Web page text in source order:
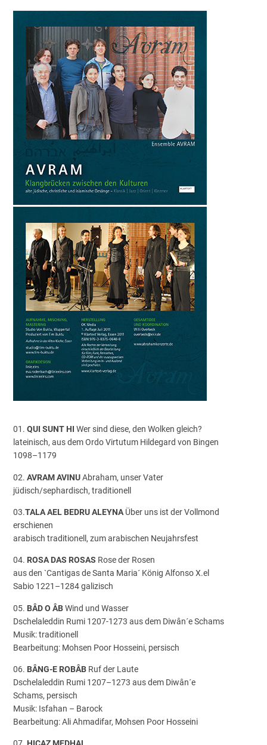
01.QUI SUNT HI Wer sind diese, den Wolken gleich?
lateinisch, aus dem Ordo Virtutum Hildegard von Bingen
1098–1179
02.AVRAM AVINUAbraham, unser Vater
jüdisch/sephardisch, traditionell
03.TALA AEL BEDRU ALEYNA Über uns ist der Vollmond
erschienen
arabisch traditionell, zum arabischen Neujahrsfest
04. ROSA DAS ROSAS Rose der Rosen
aus den `Cantigas de Santa Maria´ König Alfonso X.el
Sabio 1221–1284 galizisch
05. BÂD O ÂBWind und Wasser
Dschelaleddin Rumi 1207-1273 aus dem Diwân´e Schams
Musik: traditionell
Bearbeitung: Mohsen Poor Hosseini, persisch
06. BÂNG-E ROBÂB Ruf der Laute
Dschelaleddin Rumi 1207–1273 aus dem Diwân´e
Schams, persisch
Musik: Isfahan – Barock
Bearbeitung: Ali Ahmadifar, Mohsen Poor Hosseini